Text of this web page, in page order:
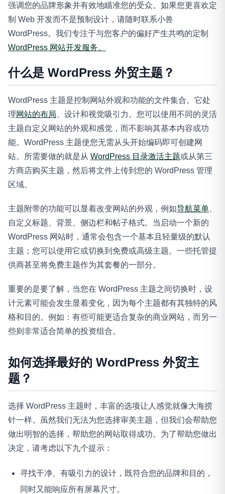
强调您的品牌形象并有效地瞄准您的受众。如果您更喜欢定
制 Web 开发而不是预制设计，请随时联系小兽
WordPress。我们专注于与您客户的偏好产生共鸣的定制
WordPress 网站开发服务。
什么是 WordPress 外贸主题？
WordPress 主题是控制网站外观和功能的文件集合。它处
理网站的布局 、设计和视觉吸引力。您可以使用不同的灵活
主题自定义网站的外观和感觉，而不影响其基本内容或功
能。WordPress 主题使您无需从头开始编码即可创建网
站。所需要做的就是从 WordPress 目录激活主题或从第三
方商店购买主题，然后将文件上传到您的 WordPress 管理
区域。
主题附带的功能可以显着改变网站的外观，例如导航菜单
自定义标题、背景、侧边栏和帖子格式。当启动一个新的
WordPress 网站时，通常会包含一个基本且轻量级的默认
主题；您可以使用它或切换到免费或高级主题。一些托管提
供商甚至将免费主题作为其套餐的一部分。
重要的是要了解，当您在 WordPress 主题之间切换时，设
计元素可能会发生显着变化，因为每个主题都有其独特的风
格和目的。例如：有些可能更适合复杂的商业网站，而另一
些则非常适合简单的投资组合。
如何选择最好的 WordPress 外贸主
题？
选择 WordPress 主题时，丰富的选项让人感觉就像大海捞
针一样。虽然我们无法为您选择审美主题，但我们会帮助您
做出明智的选择，帮助您的网站取得成功。为了帮助您做出
决定，请考虑以下九个提示：
寻找干净、有吸引力的设计，既符合您的品牌和目的，
同时又能响应所有屏幕尺寸。